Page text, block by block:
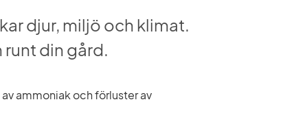
djur, miljö och klimat.
runt din gård.
ammoniak och förluster av